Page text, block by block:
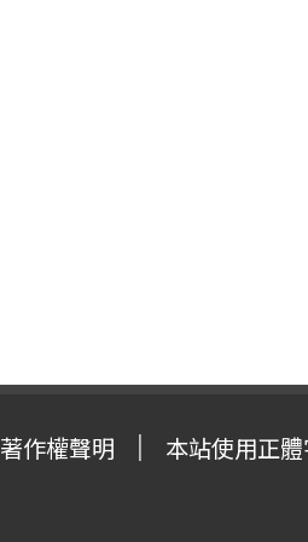
著作權聲明 本站使用正